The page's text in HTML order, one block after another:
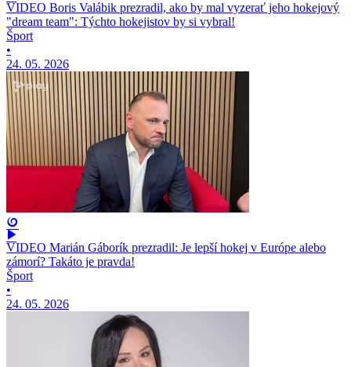
VIDEO Boris Valábik prezradil, ako by mal vyzerať jeho hokejový
"dream team": Týchto hokejistov by si vybral!
Šport
•
24. 05. 2026
VIDEO Marián Gáborík prezradil: Je lepší hokej v Európe alebo
zámorí? Takáto je pravda!
Šport
•
24. 05. 2026